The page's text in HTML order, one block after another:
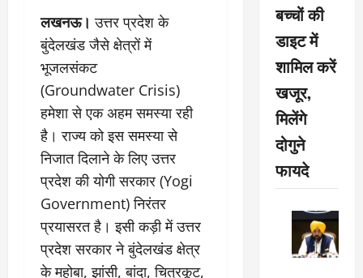
लखनऊ। उत्तर प्रदेश के
बुंदेलखंड जैसे क्षेत्रों में
भूजलसंकट
(Groundwater Crisis)
हमेशा से एक अहम समस्या रही
है। राज्य को इस समस्या से
निजात दिलाने के लिए उत्तर
प्रदेश की योगी सरकार (Yogi
Government) निरंतर
प्रयासरत है। इसी कड़ी में उत्तर
प्रदेश सरकार ने बुंदेलखंड क्षेत्र
के महोबा, झांसी, बांदा, चित्रकूट,
बच्चों की
डाइट में
शामिल करें
खजूर,
मिलेंगे
दोगुने
फायदे